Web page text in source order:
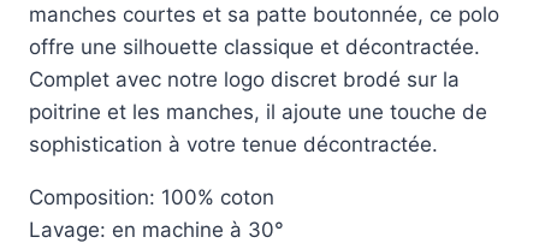
manches courtes et sa patte boutonnée, ce polo
offre une silhouette classique et décontractée.
Complet avec notre logo discret brodé sur la
poitrine et les manches, il ajoute une touche de
sophistication à votre tenue décontractée.
Composition: 100% coton
Lavage: en machine à 30°